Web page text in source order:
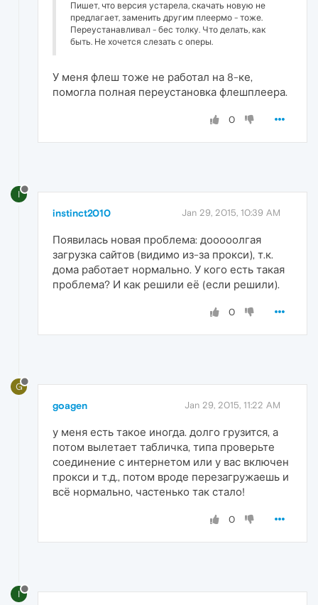
Пишет, что версия устарела, скачать новую не
предлагает, заменить другим плеермо - тоже.
Переустанавливал - бес толку. Что делать, как
быть. Не хочется слезать с оперы.
У меня флеш тоже не работал на 8-ке,
помогла полная переустановка флешплеера.
0
I
instinct2010 Jan 29, 2015, 10:39 AM
Появилась новая проблема: дооооолгая
загрузка сайтов (видимо из-за прокси), т.к.
дома работает нормально. У кого есть такая
проблема? И как решили её (если решили).
0
G
goagen Jan 29, 2015, 11:22 AM
у меня есть такое иногда. долго грузится, а
потом вылетает табличка, типа проверьте
соединение с интернетом или у вас включен
прокси и т.д., потом вроде перезагружаешь и
всё нормально, частенько так стало!
0
I